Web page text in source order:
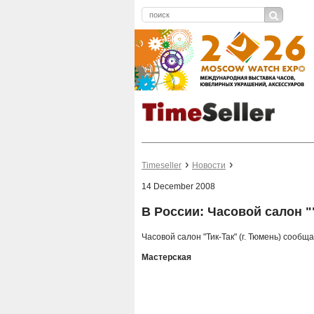
Timeseller Новости
14 December 2008
В России: Часовой салон
Часовой салон "Тик-Так" (г. Тюмень)
Мастерская